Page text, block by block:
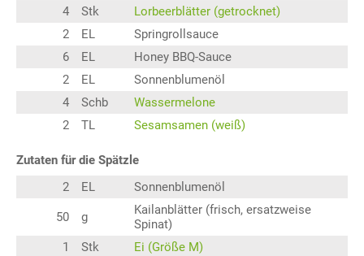
4
Stk
Lorbeerblätter (getrocknet)
2
EL
Springrollsauce
6
EL
Honey BBQ-Sauce
2
EL
Sonnenblumenöl
4
Schb
Wassermelone
2
TL Sesamsamen (weiß)
Zutaten für die Spätzle
2
EL Sonnenblumenöl
50 g
Kailanblätter (frisch, ersatzweise
Spinat)
1
Stk
Ei (Größe M)